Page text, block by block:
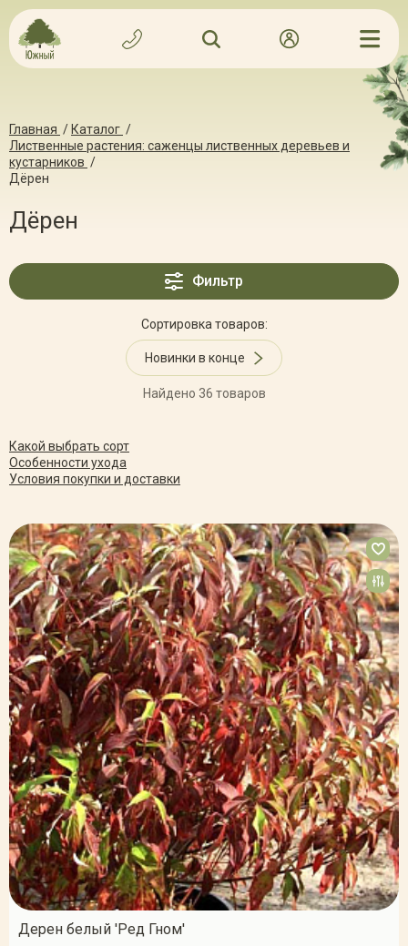
Главная / Каталог /
Лиственные растения: саженцы лиственных деревьев и
кустарников /
Дёрен
Дёрен
Фильтр
Сортировка товаров:
Новинки в конце
Найдено 36 товаров
Какой выбрать сорт
Особенности ухода
Условия покупки и доставки
Дерен белый 'Ред Гном'